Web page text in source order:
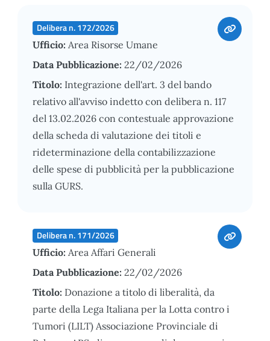
Delibera n. 172/2026
Ufficio: Area Risorse Umane
Data Pubblicazione: 22/02/2026
Titolo: Integrazione dell'art. 3 del bando
relativo all'avviso indetto con delibera n. 117
del 13.02.2026 con contestuale approvazione
della scheda di valutazione dei titoli e
rideterminazione della contabilizzazione
delle spese di pubblicità per la pubblicazione
sulla GURS.
Delibera n. 171/2026
Ufficio: Area Affari Generali
Data Pubblicazione: 22/02/2026
Titolo: Donazione a titolo di liberalità, da
parte della Lega Italiana per la Lotta contro i
Tumori (LILT) Associazione Provinciale di